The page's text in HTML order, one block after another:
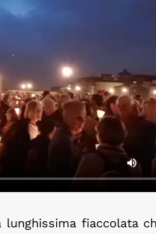
lunghissima fiaccolata